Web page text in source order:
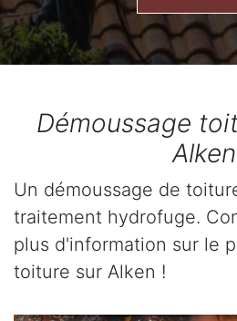
Démoussage
Alken
Un démoussage de
traitement hydrofuge.
plus d'information sur le
toiture sur Alken !